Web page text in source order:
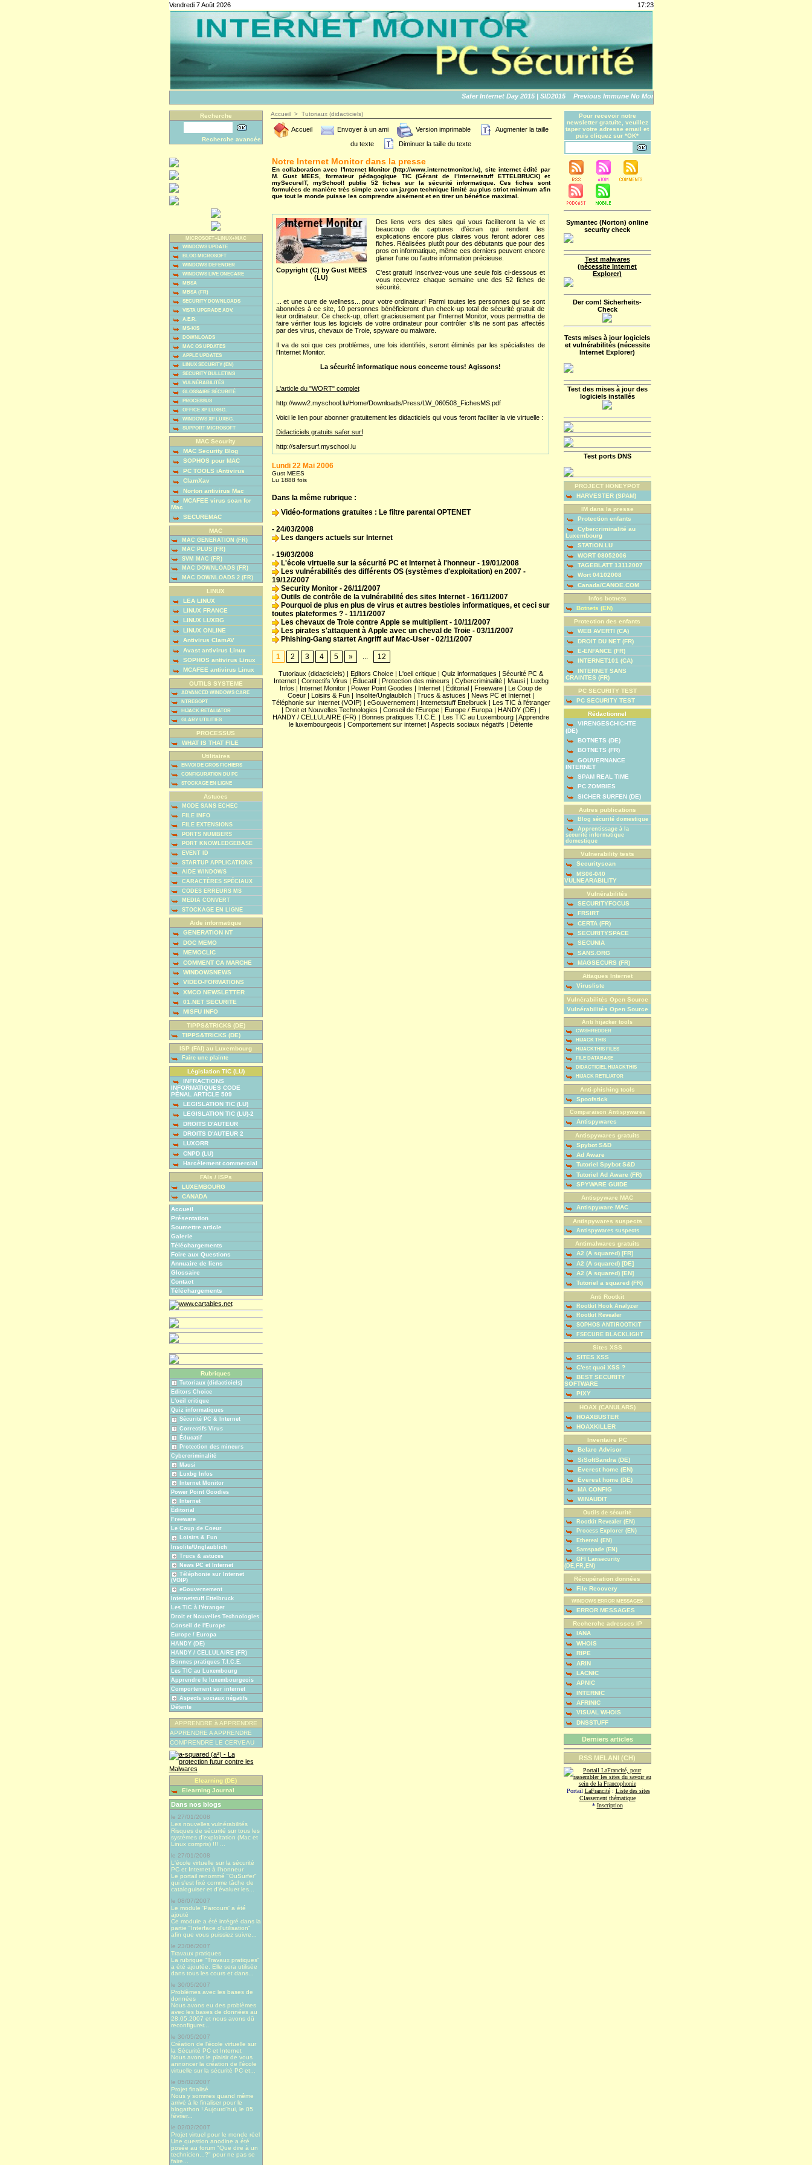
Vendredi 7 Août 2026 17:23
Safer Internet Day 2015 | SID2015 Previous Immune No More: An Apple Story
Recherche
Recherche avancée
MICROSOFT+LINUX+MAC
WINDOWS UPDATE
BLOG MICROSOFT
WINDOWS DEFENDER
WINDOWS LIVE ONECARE
MBSA
MBSA (FR)
SECURITY DOWNLOADS
VISTA UPGRADE ADV.
A.E.R.
MS-KIS
DOWNLOADS
MAC OS UPDATES
APPLE UPDATES
LINUX SECURITY (EN)
SECURITY BULLETINS
VULNÉRABILITÉS
GLOSSAIRE SÉCURITÉ
PROCESSUS
OFFICE XP LUXBG.
WINDOWS XP LUXBG.
SUPPORT MICROSOFT
MAC Security
MAC Security Blog
SOPHOS pour MAC
PC TOOLS iAntivirus
ClamXav
Norton antivirus Mac
MCAFEE virus scan for
Mac
SECUREMAC
MAC
MAC GENERATION (FR)
MAC PLUS (FR)
SVM MAC (FR)
MAC DOWNLOADS (FR)
MAC DOWNLOADS 2 (FR)
LINUX
LEA LINUX
LINUX FRANCE
LINUX LUXBG
LINUX ONLINE
Antivirus ClamAV
Avast antivirus Linux
SOPHOS antivirus Linux
MCAFEE antivirus Linux
OUTILS SYSTEME
ADVANCED WINDOWS CARE
NTREGOPT
HIJACK RETALIATOR
GLARY UTILITIES
PROCESSUS
WHAT IS THAT FILE
Utilitaires
ENVOI DE GROS FICHIERS
CONFIGURATION DU PC
STOCKAGE EN LIGNE
Astuces
MODE SANS ECHEC
FILE INFO
FILE EXTENSIONS
PORTS NUMBERS
PORT KNOWLEDGEBASE
EVENT ID
STARTUP APPLICATIONS
AIDE WINDOWS
CARACTÈRES SPÉCIAUX
CODES ERREURS MS
MEDIA CONVERT
STOCKAGE EN LIGNE
Aide informatique
GENERATION NT
DOC MEMO
MEMOCLIC
COMMENT CA MARCHE
WINDOWSNEWS
VIDEO-FORMATIONS
XMCO NEWSLETTER
01.NET SECURITE
MISFU INFO
TIPPS&TRICKS (DE)
TIPPS&TRICKS (DE)
ISP (FAI) au Luxembourg
Faire une plainte
Législation TIC (LU)
INFRACTIONS
INFORMATIQUES CODE
PÉNAL ARTICLE 509
LEGISLATION TIC (LU)
LEGISLATION TIC (LU)-2
DROITS D'AUTEUR
DROITS D'AUTEUR 2
LUXORR
CNPD (LU)
Harcèlement commercial
FAIs / ISPs
LUXEMBOURG
CANADA
Accueil
Présentation
Soumettre article
Galerie
Téléchargements
Foire aux Questions
Annuaire de liens
Glossaire
Contact
Téléchargements
Rubriques
Tutoriaux (didacticiels)
Editors Choice
L'oeil critique
Quiz informatiques
Sécurité PC & Internet
Correctifs Virus
Éducatif
Protection des mineurs
Cybercriminalité
Mausi
Luxbg Infos
Internet Monitor
Power Point Goodies
Internet
Éditorial
Freeware
Le Coup de Coeur
Loisirs & Fun
Insolite/Unglaublich
Trucs & astuces
News PC et Internet
Téléphonie sur Internet
(VOIP)
eGouvernement
Internetstuff Ettelbruck
Les TIC à l'étranger
Droit et Nouvelles Technologies
Conseil de l'Europe
Europe / Europa
HANDY (DE)
HANDY / CELLULAIRE (FR)
Bonnes pratiques T.I.C.E.
Les TIC au Luxembourg
Apprendre le luxembourgeois
Comportement sur internet
Aspects sociaux négatifs
Détente
APPRENDRE à APPRENDRE
APPRENDRE A APPRENDRE
COMPRENDRE LE CERVEAU
Elearning (DE)
Elearning Journal
Dans nos blogs
le 27/01/2008
Les nouvelles vulnérabilités
Risques de sécurité sur tous les
systèmes d'exploitation (Mac et
Linux compris) !!! ...
le 27/01/2008
L'école virtuelle sur la sécurité
PC et Internet à l'honneur
Le portail renommé "OuSurfer"
qui s'est fixé comme tâche de
cataloguiser et d'évaluer les...
le 08/07/2007
Le module 'Parcours' a été
ajouté
Ce module a été intégré dans la
partie "Interface d'utilisation"
afin que vous puissiez suivre...
le 23/06/2007
Travaux pratiques
La rubrique "Travaux pratiques"
a été ajoutée. Elle sera utilisée
dans tous les cours et dans...
le 30/05/2007
Problèmes avec les bases de
données
Nous avons eu des problèmes
avec les bases de données au
28.05.2007 et nous avons dû
reconfigurer...
le 30/05/2007
Création de l'école virtuelle sur
la Sécurité PC et Internet
Nous avons le plaisir de vous
annoncer la création de l'école
virtuelle sur la sécurité PC et...
le 05/02/2007
Projet finalisé
Nous y sommes quand même
arrivé à le finaliser pour le
blogathon ! Aujourd’hui, le 05
février...
le 02/02/2007
Projet virtuel pour le monde réel
Une question anodine a été
posée au forum "Que dire à un
technicien...?" pour ne pas se
faire...
Accueil > Tutoriaux (didacticiels)
Accueil Envoyer à un ami Version imprimable
Augmenter la taille
du texte
Diminuer la taille du texte
Notre Internet Monitor dans la presse
En collaboration avec l'Internet Monitor (http://www.internetmonitor.lu), site internet édité par
M. Gust MEES, formateur pédagogique TIC (Gérant de l’Internetstuff ETTELBRUCK) et
mySecureIT, mySchool! publie 52 fiches sur la sécurité informatique. Ces fiches sont
formulées de manière très simple avec un jargon technique limité au plus strict minimum afin
que tout le monde puisse les comprendre aisément et en tirer un bénéfice maximal.
Copyright (C) by Gust MEES
(LU)
Des liens vers des sites qui vous faciliteront la vie et
beaucoup de captures d'écran qui rendent les
explications encore plus claires vous feront adorer ces
fiches. Réalisées plutôt pour des débutants que pour des
pros en informatique, même ces derniers peuvent encore
glaner l'une ou l'autre information précieuse.
C'est gratuit! Inscrivez-vous une seule fois ci-dessous et
vous recevrez chaque semaine une des 52 fiches de
sécurité.
... et une cure de wellness... pour votre ordinateur! Parmi toutes les personnes qui se sont
abonnées à ce site, 10 personnes bénéficieront d'un check-up total de sécurité gratuit de
leur ordinateur. Ce check-up, offert gracieusement par l'Internet Monitor, vous permettra de
faire vérifier tous les logiciels de votre ordinateur pour contrôler s'ils ne sont pas affectés
par des virus, chevaux de Troie, spyware ou malware.
Il va de soi que ces problèmes, une fois identifiés, seront éliminés par les spécialistes de
l'Internet Monitor.
La sécurité informatique nous concerne tous! Agissons!
L'article du "WORT" complet
http://www2.myschool.lu/Home/Downloads/Press/LW_060508_FichesMS.pdf
Voici le lien pour abonner gratuitement les didacticiels qui vous feront faciliter la vie virtuelle :
Didacticiels gratuits safer surf
http://safersurf.myschool.lu
Lundi 22 Mai 2006
Gust MEES
Lu 1888 fois
Dans la même rubrique :
Vidéo-formations gratuites : Le filtre parental OPTENET
- 24/03/2008
Les dangers actuels sur Internet
- 19/03/2008
L'école virtuelle sur la sécurité PC et Internet à l'honneur - 19/01/2008
Les vulnérabilités des différents OS (systèmes d'exploitation) en 2007 -
19/12/2007
Security Monitor - 26/11/2007
Outils de contrôle de la vulnérabilité des sites Internet - 16/11/2007
Pourquoi de plus en plus de virus et autres bestioles informatiques, et ceci sur
toutes plateformes ? - 11/11/2007
Les chevaux de Troie contre Apple se multiplient - 10/11/2007
Les pirates s'attaquent à Apple avec un cheval de Troie - 03/11/2007
Phishing-Gang startet Angriff auf Mac-User - 02/11/2007
1 2 3 4 5 » ... 12
Tutoriaux (didacticiels) | Editors Choice | L'oeil critique | Quiz informatiques | Sécurité PC &
Internet | Correctifs Virus | Éducatif | Protection des mineurs | Cybercriminalité | Mausi | Luxbg
Infos | Internet Monitor | Power Point Goodies | Internet | Éditorial | Freeware | Le Coup de
Coeur | Loisirs & Fun | Insolite/Unglaublich | Trucs & astuces | News PC et Internet |
Téléphonie sur Internet (VOIP) | eGouvernement | Internetstuff Ettelbruck | Les TIC à l'étranger
| Droit et Nouvelles Technologies | Conseil de l'Europe | Europe / Europa | HANDY (DE) |
HANDY / CELLULAIRE (FR) | Bonnes pratiques T.I.C.E. | Les TIC au Luxembourg | Apprendre
le luxembourgeois | Comportement sur internet | Aspects sociaux négatifs | Détente
Pour recevoir notre
newsletter gratuite, veuillez
taper votre adresse email et
puis cliquez sur *OK*
Symantec (Norton) online
security check
Test malwares
(nécessite Internet
Explorer)
Der com! Sicherheits-
Check
Tests mises à jour logiciels
et vulnérabilités (nécessite
Internet Explorer)
Test des mises à jour des
logiciels installés
Test ports DNS
PROJECT HONEYPOT
HARVESTER (SPAM)
IM dans la presse
Protection enfants
Cybercriminalité au
Luxembourg
STATION.LU
WORT 08052006
TAGEBLATT 13112007
Wort 04102008
Canada/CANOE.COM
Infos botnets
Botnets (EN)
Protection des enfants
WEB AVERTI (CA)
DROIT DU NET (FR)
E-ENFANCE (FR)
INTERNET101 (CA)
INTERNET SANS
CRAINTES (FR)
PC SECURITY TEST
PC SECURITY TEST
Rédactionnel
VIRENGESCHICHTE
(DE)
BOTNETS (DE)
BOTNETS (FR)
GOUVERNANCE
INTERNET
SPAM REAL TIME
PC ZOMBIES
SICHER SURFEN (DE)
Autres publications
Blog sécurité domestique
Apprentissage à la
sécurité informatique
domestique
Vulnerability tests
Securityscan
MS06-040
VULNEARABILITY
Vulnérabilités
SECURITYFOCUS
FRSIRT
CERTA (FR)
SECURITYSPACE
SECUNIA
SANS.ORG
MAGSECURS (FR)
Attaques Internet
Virusliste
Vulnérabilités Open Source
Vulnérabilités Open Source
Anti hijacker tools
CWSHREDDER
HIJACK THIS
HIJACKTHIS FILES
FILE DATABASE
DIDACTICIEL HIJACKTHIS
HIJACK RETILIATOR
Anti-phishing tools
Spoofstick
Comparaison Antispywares
Antispywares
Antispywares gratuits
Spybot S&D
Ad Aware
Tutoriel Spybot S&D
Tutoriel Ad Aware (FR)
SPYWARE GUIDE
Antispyware MAC
Antispyware MAC
Antispywares suspects
Antispywares suspects
Antimalwares gratuits
A2 (A squared) [FR]
A2 (A squared) [DE]
A2 (A squared) [EN]
Tutoriel a squared (FR)
Anti Rootkit
Rootkit Hook Analyzer
Rootkit Revealer
SOPHOS ANTIROOTKIT
FSECURE BLACKLIGHT
Sites XSS
SITES XSS
C'est quoi XSS ?
BEST SECURITY
SOFTWARE
PIXY
HOAX (CANULARS)
HOAXBUSTER
HOAXKILLER
Inventaire PC
Belarc Advisor
SiSoftSandra (DE)
Everest home (EN)
Everest home (DE)
MA CONFIG
WINAUDIT
Outils de sécurité
Rootkit Revealer (EN)
Process Explorer (EN)
Ethereal (EN)
Samspade (EN)
GFI Lansecurity
(DE,FR,EN)
Récupération données
File Recovery
WINDOWS ERROR MESSAGES
ERROR MESSAGES
Recherche adresses IP
IANA
WHOIS
RIPE
ARIN
LACNIC
APNIC
INTERNIC
AFRINIC
VISUAL WHOIS
DNSSTUFF
Derniers articles
RSS MELANI (CH)
Portail LaFrancité: Liste des sites
Classement thématique
* Inscription